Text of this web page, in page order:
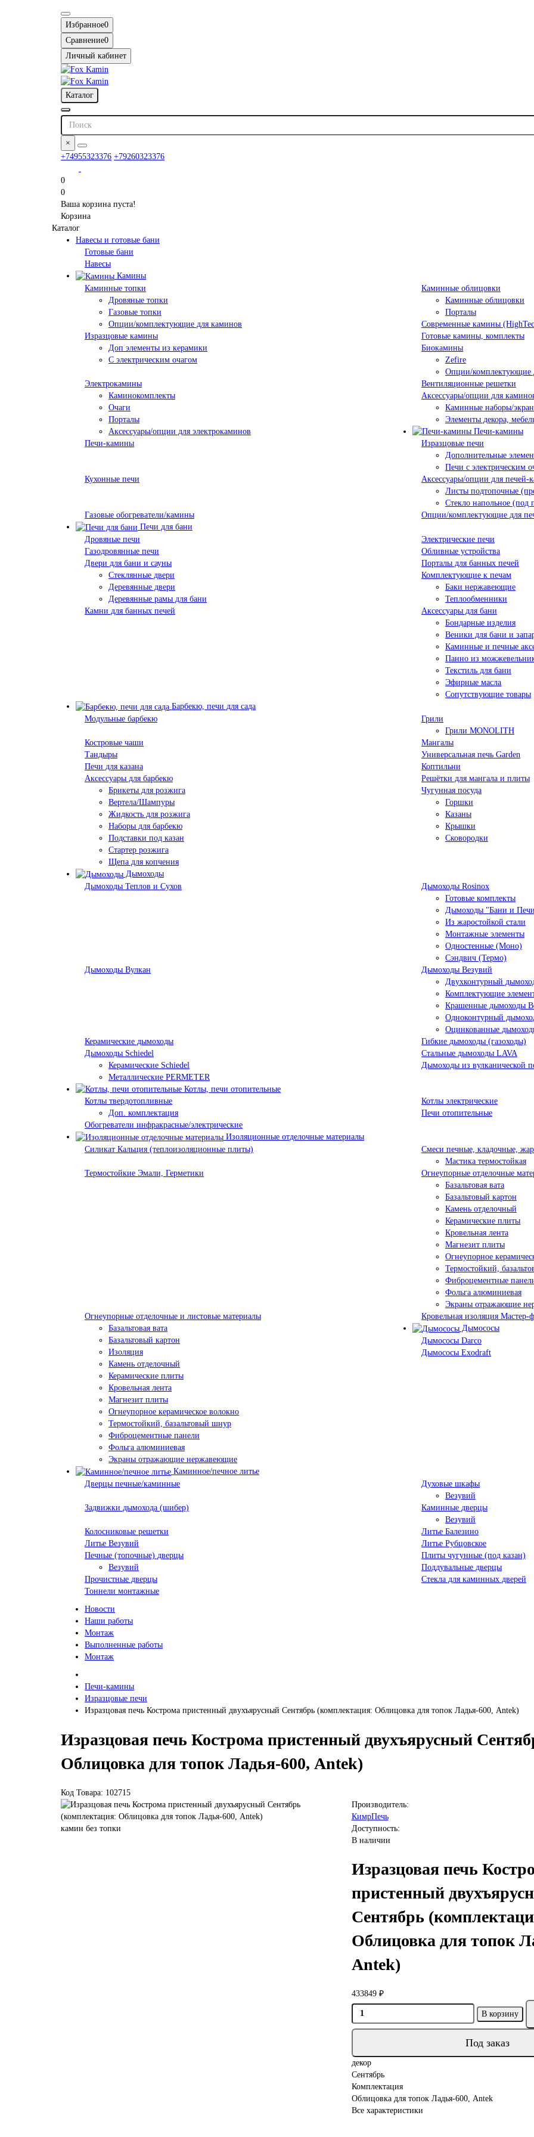
Избранное0
Сравнение0
Личный кабинет
Каталог
×
+74955323376 +79260323376
0
0
Ваша корзина пуста!
Корзина
Каталог
Навесы и готовые бани
Готовые бани
Навесы
Камины
Каминные топки
Дровяные топки
Газовые топки
Опции/комплектующие для каминов
Каминные облицовки
Каминные облицовки
Порталы
Современные камины
Изразцовые камины
Доп элементы из керамики
С электрическим очагом
Готовые камины, комплекты
Биокамины
Zefire
Опции/комплектующие
Электрокамины
Каминокомплекты
Очаги
Порталы
Аксессуары/опции для электрокаминов
Вентиляционные решетки
Аксессуары/опции для
Каминные наборы/
Элементы декора,
Печи-камины
Печи-камины
Изразцовые печи
Дополнительные
Печи с электрическим
Кухонные печи
Аксессуары/опции для печей-
Листы подтопочные
Стекло напольное (под
Газовые обогреватели/камины
Опции/комплектующие для
Печи для бани
Дровяные печи
Электрические печи
Газодровянные печи
Обливные устройства
Двери для бани и сауны
Стеклянные двери
Деревянные двери
Деревянные рамы для бани
Порталы для банных печей
Комплектующие к печам
Баки нержавеющие
Теплообменники
Камни для банных печей
Аксессуары для бани
Бондарные изделия
Веники для бани и
Каминные и печные
Панно из
Текстиль для бани
Эфирные масла
Сопутствующие товары
Барбекю, печи для сада
Модульные барбекю
Грили
Грили MONOLITH
Костровые чаши
Мангалы
Тандыры
Универсальная печь Garden
Печи для казана
Коптильни
Аксессуары для барбекю
Брикеты для розжига
Вертела/Шампуры
Жидкость для розжига
Наборы для барбекю
Подставки под казан
Стартер розжига
Щепа для копчения
Решётки для мангала и плиты
Чугунная посуда
Горшки
Казаны
Крышки
Сковородки
Дымоходы
Дымоходы Теплов и Сухов
Дымоходы Rosinox
Готовые комплекты
Дымоходы "Бани и
Из жаростойкой стали
Монтажные элементы
Одностенные (Моно)
Сэндвич (Термо)
Дымоходы Вулкан
Дымоходы Везувий
Двухконтурный
Комплектующие
Крашенные дымоходы
Одноконтурный
Оцинкованные
Керамические дымоходы
Гибкие дымоходы (газоходы)
Дымоходы Schiedel
Керамические Schiedel
Металлические PERMETER
Стальные дымоходы LAVA
Дымоходы из вулканической
Котлы, печи отопительные
Котлы твердотопливные
Доп. комплектация
Котлы электрические
Печи отопительные
Обогреватели инфракрасные/электрические
Изоляционные отделочные материалы
Силикат Кальция (теплоизоляционные плиты)
Смеси печные, кладочные,
Мастика термостойкая
Термостойкие Эмали, Герметики
Огнеупорные отделочные
Базальтовая вата
Базальтовый картон
Камень отделочный
Керамические плиты
Кровельная лента
Магнезит плиты
Огнеупорное
Термостойкий,
Фиброцементные
Фольга алюминиевая
Экраны отражающие
Огнеупорные отделочные и листовые материалы
Базальтовая вата
Базальтовый картон
Изоляция
Камень отделочный
Керамические плиты
Кровельная лента
Магнезит плиты
Огнеупорное керамическое волокно
Термостойкий, базальтовый шнур
Фиброцементные панели
Фольга алюминиевая
Экраны отражающие нержавеющие
Кровельная изоляция Мастер-
Дымососы
Дымососы Darco
Дымососы Exodraft
Каминное/печное литье
Дверцы печные/каминные
Духовые шкафы
Везувий
Задвижки дымохода (шибер)
Каминные дверцы
Везувий
Колосниковые решетки
Литье Балезино
Литье Везувий
Литье Рубцовское
Печные (топочные) дверцы
Везувий
Плиты чугунные (под казан)
Поддувальные дверцы
Прочистные дверцы
Стекла для каминных дверей
Тоннели монтажные
Новости
Наши работы
Монтаж
Выполненные работы
Монтаж
Печи-камины
Изразцовые печи
Изразцовая печь Кострома пристенный двухъярусный Сентябрь (комплектация: Облицовка для топок Ладья-600, Antek)
Изразцовая печь Кострома пристенный двухъярусный
Облицовка для топок Ладья-600, Antek)
Код Товара: 102715
камин без топки
Производитель:
КимрПечь
Доступность:
В наличии
Изразцовая печь
пристенный
Сентябрь
Облицовка для топок
Antek)
433849 ₽
В корзину
Под заказ
декор
Сентябрь
Комплектация
Облицовка для топок Ладья-600, Antek
Все характеристики